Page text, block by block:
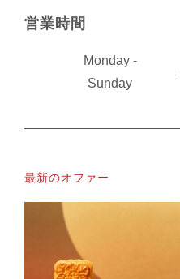
営業時間
Monday -
Sunday
最新のオファー